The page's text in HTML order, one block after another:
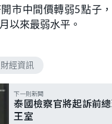
市中間價轉弱5點子
以來最弱水平。
財經資訊
下一則新聞
泰國檢察官將起訴前
王室